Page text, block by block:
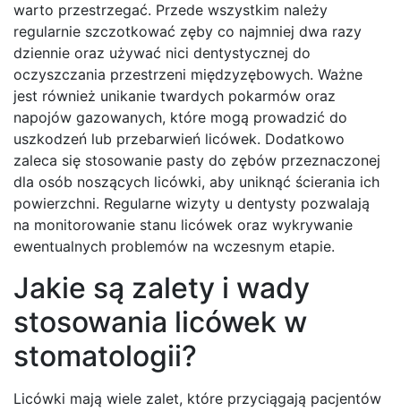
warto przestrzegać. Przede wszystkim należy
regularnie szczotkować zęby co najmniej dwa razy
dziennie oraz używać nici dentystycznej do
oczyszczania przestrzeni międzyzębowych. Ważne
jest również unikanie twardych pokarmów oraz
napojów gazowanych, które mogą prowadzić do
uszkodzeń lub przebarwień licówek. Dodatkowo
zaleca się stosowanie pasty do zębów przeznaczonej
dla osób noszących licówki, aby uniknąć ścierania ich
powierzchni. Regularne wizyty u dentysty pozwalają
na monitorowanie stanu licówek oraz wykrywanie
ewentualnych problemów na wczesnym etapie.
Jakie są zalety i wady
stosowania licówek w
stomatologii?
Licówki mają wiele zalet, które przyciągają pacjentów